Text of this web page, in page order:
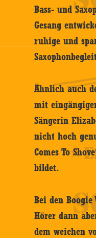
Bass- und
Gesang
ruhige und
Ähnlich auch
mit
Sängerin
nicht hoch
Comes To
bildet.
Bei den Boogie
Hörer dann
dem weichen